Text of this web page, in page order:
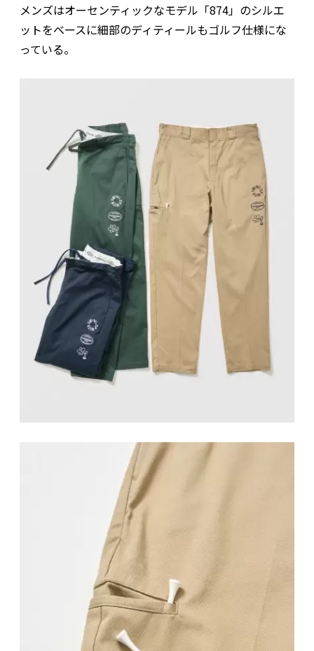
メンズはオーセンティックなモデル「874」のシルエ
ットをベースに細部のディティールもゴルフ仕様にな
っている。